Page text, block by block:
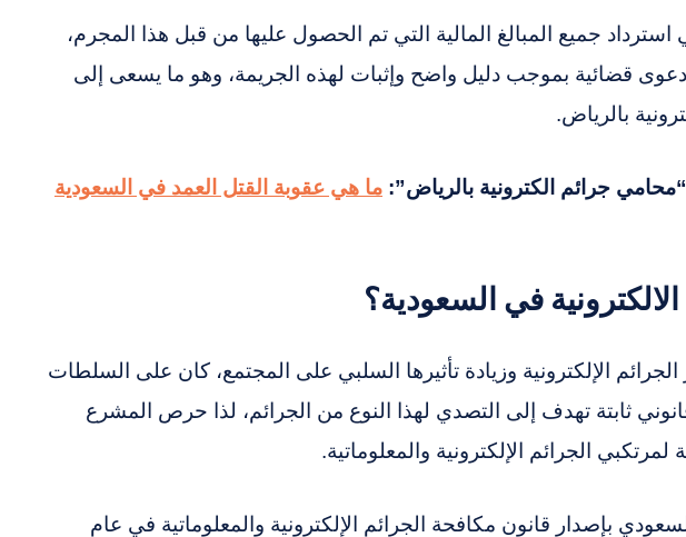
جميع المبالغ المالية التي تم الحصول عليها من قبل هذا المجرم،
قضائية بموجب دليل واضح وإثبات لهذه الجريمة، وهو ما يسعى إلى
بالرياض.
جرائم الكترونية بالرياض”: ما هي عقوبة القتل العمد في السعودية
في السعودية؟
الإلكترونية وزيادة تأثيرها السلبي على المجتمع، كان على السلطات
ثابتة تهدف إلى التصدي لهذا النوع من الجرائم، لذا حرص المشرع
الجرائم الإلكترونية والمعلوماتية.
بإصدار قانون مكافحة الجرائم الإلكترونية والمعلوماتية في عام